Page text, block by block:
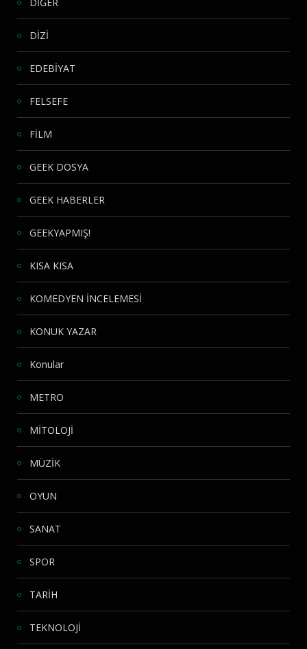
DİĞER
DİZİ
EDEBİYAT
FELSEFE
FİLM
GEEK DOSYA
GEEK HABERLER
GEEKYAPMIŞ!
KISA KISA
KOMEDYEN İNCELEMESİ
KONUK YAZAR
Konular
METRO
MİTOLOJİ
MÜZİK
OYUN
SANAT
SPOR
TARİH
TEKNOLOJİ